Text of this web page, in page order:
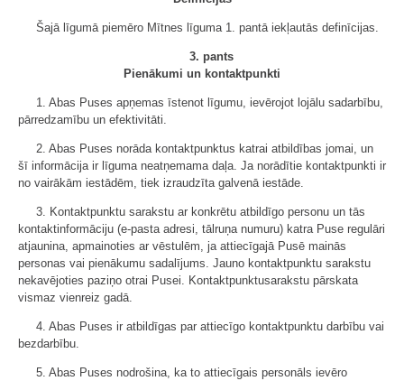
Šajā līgumā piemēro Mītnes līguma 1. pantā iekļautās definīcijas.
3. pants
Pienākumi un kontaktpunkti
1. Abas Puses apņemas īstenot līgumu, ievērojot lojālu sadarbību,
pārredzamību un efektivitāti.
2. Abas Puses norāda kontaktpunktus katrai atbildības jomai, un
šī informācija ir līguma neatņemama daļa. Ja norādītie kontaktpunkti ir
no vairākām iestādēm, tiek izraudzīta galvenā iestāde.
3. Kontaktpunktu sarakstu ar konkrētu atbildīgo personu un tās
kontaktinformāciju (e-pasta adresi, tālruņa numuru) katra Puse regulāri
atjaunina, apmainoties ar vēstulēm, ja attiecīgajā Pusē mainās
personas vai pienākumu sadalījums. Jauno kontaktpunktu sarakstu
nekavējoties paziņo otrai Pusei. Kontaktpunktusarakstu pārskata
vismaz vienreiz gadā.
4. Abas Puses ir atbildīgas par attiecīgo kontaktpunktu darbību vai
bezdarbību.
5. Abas Puses nodrošina, ka to attiecīgais personāls ievēro